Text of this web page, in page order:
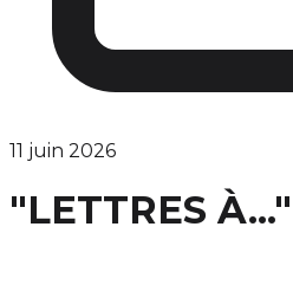
11 juin 2026
"LETTRES